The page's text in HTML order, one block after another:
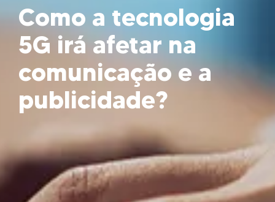
Como a tecnologia
5G irá afetar na
comunicação e a
publicidade?